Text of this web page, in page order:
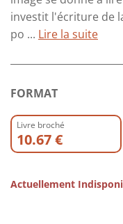
investit l'écriture de
po ... Lire la suite
FORMAT
Livre broché
10.67 €
Actuellement